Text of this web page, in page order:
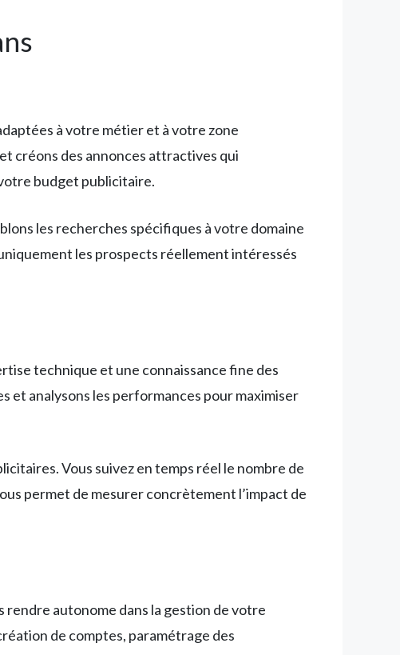
à votre métier et à votre zone
créons des annonces attractives qui
budget publicitaire.
les recherches spécifiques à votre domaine
les prospects réellement intéressés
technique et une connaissance fine des
et analysons les performances pour maximiser
Vous suivez en temps réel le nombre de
permet de mesurer concrètement l’impact de
autonome dans la gestion de votre
de comptes, paramétrage des